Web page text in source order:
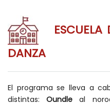
ESCUELA
DANZA
El programa se lleva a
distintas:Oundle al